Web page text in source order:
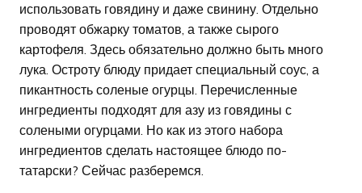
использовать говядину и даже свинину. Отдельно
проводят обжарку томатов, а также сырого
картофеля. Здесь обязательно должно быть много
лука. Остроту блюду придает специальный соус, а
пикантность соленые огурцы. Перечисленные
ингредиенты подходят для азу из говядины с
солеными огурцами. Но как из этого набора
ингредиентов сделать настоящее блюдо по-
татарски? Сейчас разберемся.